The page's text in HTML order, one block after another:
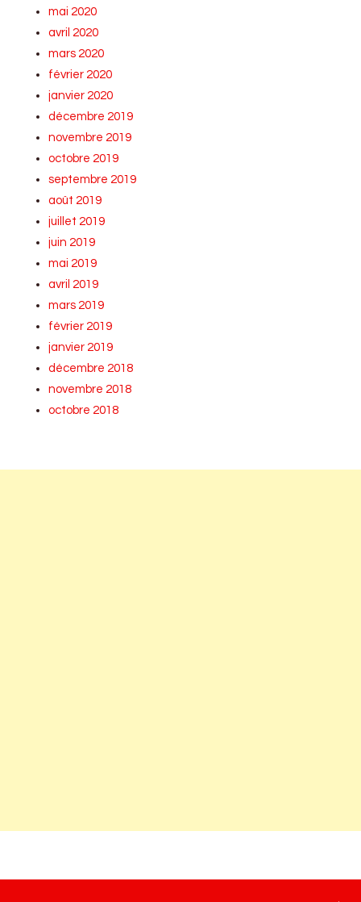
mai 2020
avril 2020
mars 2020
février 2020
janvier 2020
décembre 2019
novembre 2019
octobre 2019
septembre 2019
août 2019
juillet 2019
juin 2019
mai 2019
avril 2019
mars 2019
février 2019
janvier 2019
décembre 2018
novembre 2018
octobre 2018